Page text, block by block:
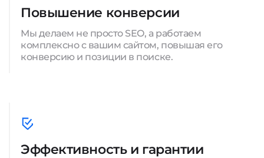
Повышение конверсии
Мы делаем не просто SEO, а работаем
комплексно с вашим сайтом, повышая его
конверсию и позиции в поиске.
Эффективность и гарантии